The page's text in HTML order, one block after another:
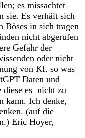
es missachtet
sie. Es verhält sich
Böses in sich tragen
nicht abgerufen
der
oder nicht
von KI. so was
Daten und
diese es nicht zu
kann. Ich denke,
(auf die
Eric Hoyer,